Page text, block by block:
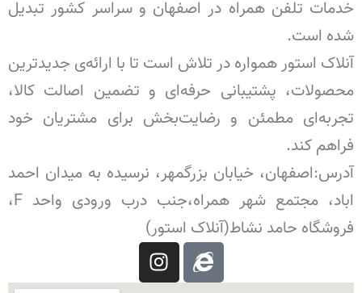
خدمات تلفن همراه در اصفهان و سراسر کشور تبدیل
شده است.
آنلاک استور همواره در تلاش است تا با ارائه‌ی جدیدترین
محصولات، پشتیبانی حرفه‌ای و تضمین اصالت کالا،
تجربه‌ای مطمئن و رضایت‌بخش برای مشتریان خود
فراهم کند.
آدرس:اصفهان، خیابان بزرگمهر، نرسیده به میدان احمد
اباد، مجتمع شهر همراه،جنب درب ورودی واحد F،
فروشگاه حامد نشاط(آنلاک استور)